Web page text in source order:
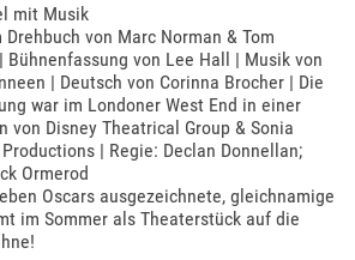
mit Musik
Drehbuch von Marc Norman & Tom
Bühnenfassung von Lee Hall | Musik von
| Deutsch von Corinna Brocher | Die
war im Londoner West End in einer
von Disney Theatrical Group & Sonia
| Regie: Declan Donnellan;
Ormerod
Oscars ausgezeichnete, gleichnamige
im Sommer als Theaterstück auf die